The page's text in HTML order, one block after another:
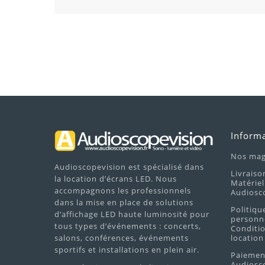
Audioscopevision est spécialisé dans
la location d’écrans LED. Nous
accompagnons les professionnels
dans la mise en place de solutions
d’affichage LED haute luminosité pour
tous types d’événements : concerts,
salons, conférences, événements
sportifs et installations en plein air.
Nos
location